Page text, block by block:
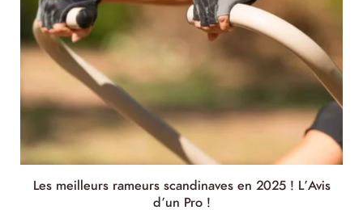
Les meilleurs rameurs scandinaves en 2025 ! L’Avis
d’un Pro !